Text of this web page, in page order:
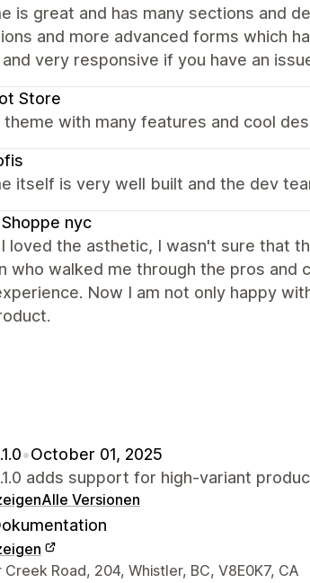
is great and has many sections and
and more advanced forms which
very responsive if you have an
Store
with many features and cool
itself is very well built and the dev
nyc
loved the asthetic, I wasn't sure that
who walked me through the pros and
Now I am not only happy
•October 01, 2025
adds support for high-variant
Alle Versionen
Creek Road, 204, Whistler, BC, V8E0K7, CA